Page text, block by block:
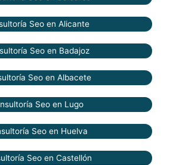
Seo en Alicante
Seo en Badajoz
Seo en Albacete
Seo en Lugo
Seo en Huelva
Seo en Castellón